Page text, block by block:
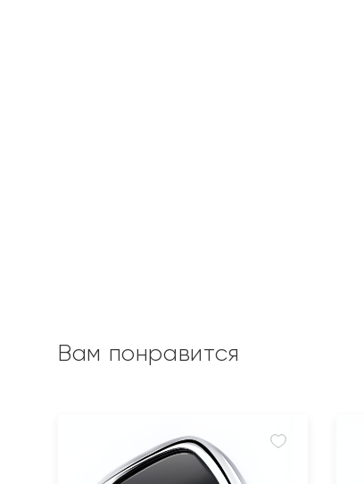
Вам понравится